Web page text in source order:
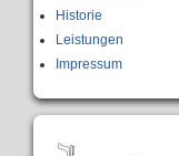
Historie
Leistungen
Impressum